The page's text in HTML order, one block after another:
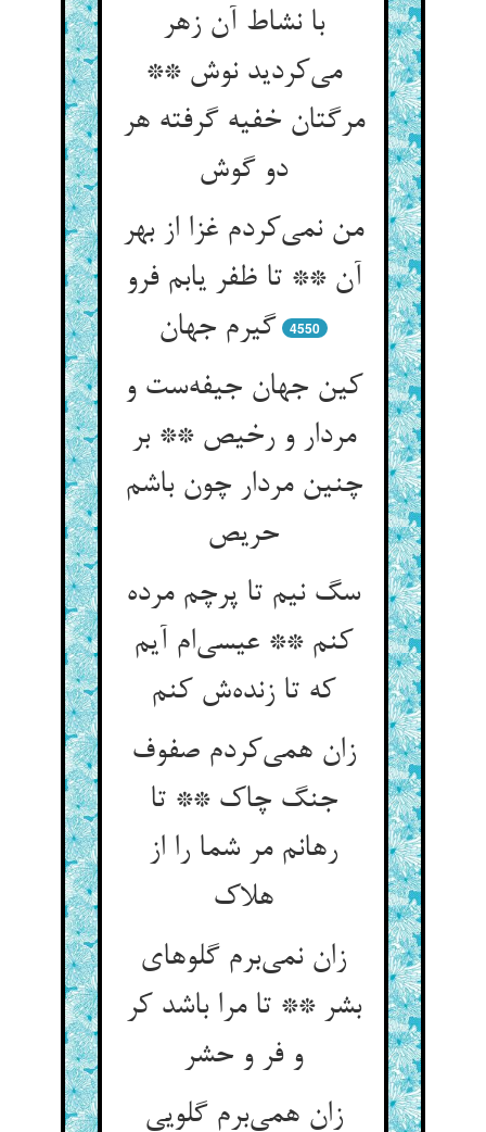
با نشاط آن زهر
می‌کردید نوش **
مرگتان خفیه گرفته هر
دو گوش
من نمی‌کردم غزا از بهر
آن ** تا ظفر یابم فرو
گیرم جهان
4550
کین جهان جیفه‌ست و
مردار و رخیص ** بر
چنین مردار چون باشم
حریص
سگ نیم تا پرچم مرده
کنم ** عیسی‌ام آیم
که تا زنده‌ش کنم
زان همی‌کردم صفوف
جنگ چاک ** تا
رهانم مر شما را از
هلاک
زان نمی‌برم گلوهای
بشر ** تا مرا باشد کر
و فر و حشر
زان همی‌برم گلویی